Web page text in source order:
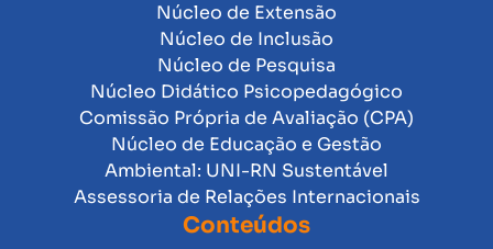
Núcleo de Extensão
Núcleo de Inclusão
Núcleo de Pesquisa
Núcleo Didático Psicopedagógico
Comissão Própria de Avaliação (CPA)
Núcleo de Educação e Gestão
Ambiental: UNI-RN Sustentável
Assessoria de Relações Internacionais
Conteúdos